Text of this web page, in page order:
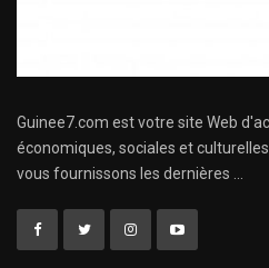
Guinee7.com est votre site Web
économiques, sociales et
vous fournissons les dernières ...